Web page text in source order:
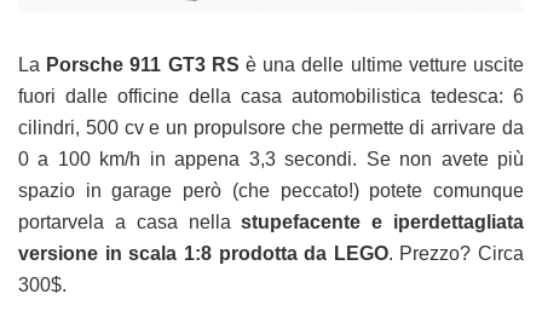
La Porsche 911 GT3 RS è una delle ultime vetture uscite
fuori dalle officine della casa automobilistica tedesca: 6
cilindri, 500 cv e un propulsore che permette di arrivare da
0 a 100 km/h in appena 3,3 secondi. Se non avete più
spazio in garage però (che peccato!) potete comunque
portarvela a casa nellastupefacente e iperdettagliata
versione in scala 1:8 prodotta da LEGO. Prezzo? Circa
300$.